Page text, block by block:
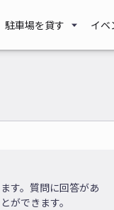
駐車場を貸す イベ
す。質問に回答があ
ができます。